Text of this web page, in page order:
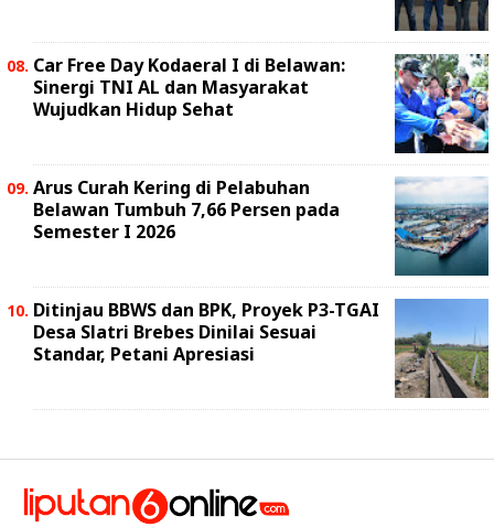
Car Free Day Kodaeral I di Belawan:
Sinergi TNI AL dan Masyarakat
Wujudkan Hidup Sehat
Arus Curah Kering di Pelabuhan
Belawan Tumbuh 7,66 Persen pada
Semester I 2026
Ditinjau BBWS dan BPK, Proyek P3-TGAI
Desa Slatri Brebes Dinilai Sesuai
Standar, Petani Apresiasi